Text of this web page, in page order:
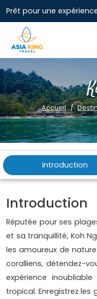
Prêt pour une
Accueil
Introduction
Introduction
Réputée pour ses
et sa tranquillité, Koh
les amoureux de
coralliens, détendez-
expérience
tropical. Enregistrez les